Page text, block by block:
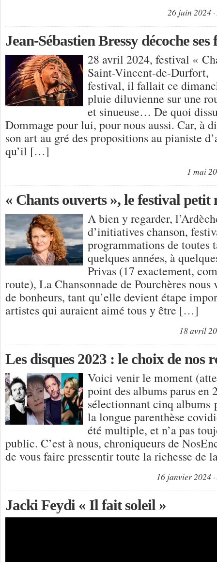
26 juin 2024
Jean-Sébastien Bressy décoche ses
28 avril 2024, festival «
Saint-Vincent-de-Durfort,
festival, il fallait ce
pluie diluvienne sur une
et sinueuse… De quoi
Dommage pour lui, pour nous aussi. Car, à
son art au gré des propositions au pianiste
qu’il […]
1 mai
« Chants ouverts », le festival petit
A bien y regarder,
d’initiatives chanson,
programmations de toutes
quelques années, à
Privas (17 exactement,
route), La Chansonnade de Pourchères nous
de bonheurs, tant qu’elle devient étape
artistes qui auraient aimé tous y être […]
18 avril
Les disques 2023 : le choix de nos
Voici venir le moment
point des albums parus en
sélectionnant cinq albums
la longue parenthèse
été multiple, et n’a pas
public. C’est à nous, chroniqueurs de
de vous faire pressentir toute la richesse
16 janvier 2024
Jacki Feydi « Il fait soleil »